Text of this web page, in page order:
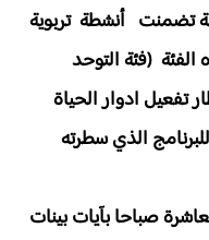
تضمنت أنشطة تربوية
الفئة (فئة التوحد
تفعيل ادوار الحياة
الذي سطرته
صباحا بآيات بينات